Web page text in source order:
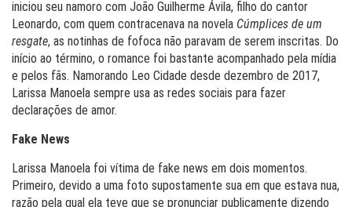
iniciou seu namoro com João Guilherme Ávila, filho do cantor
Leonardo, com quem contracenava na novela Cúmplices de um
resgate, as notinhas de fofoca não paravam de serem inscritas. Do
início ao término, o romance foi bastante acompanhado pela mídia
e pelos fãs. Namorando Leo Cidade desde dezembro de 2017,
Larissa Manoela sempre usa as redes sociais para fazer
declarações de amor.
Fake News
Larissa Manoela foi vítima de fake news em dois momentos.
Primeiro, devido a uma foto supostamente sua em que estava nua,
razão pela qual ela teve que se pronunciar publicamente dizendo